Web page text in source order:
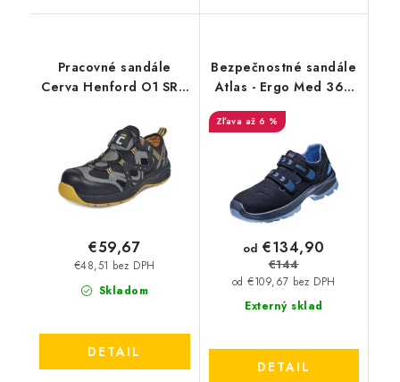
Pracovné sandále
Cerva Henford O1 SRC
Skladom
€48,51 bez DPH
€59,67
DETAIL
Bezpečnostné sandále
Atlas - Ergo Med 360
W13 S1 čierna - modrá
259413
až 6 %
Externý sklad
od €109,67 bez DPH
od €134,90
€144
DETAIL